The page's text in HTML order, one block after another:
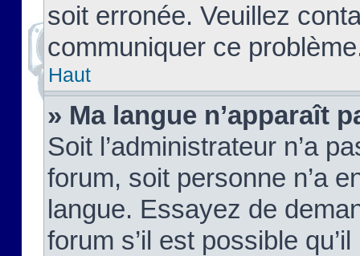
soit erronée. Veuillez
communiquer ce
Haut
» Ma langue n’apparaît
Soit l’administrateur n’a
forum, soit personne n’a
langue. Essayez de
forum s’il est possible